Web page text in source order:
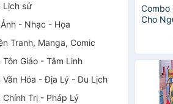
Lịch sử
- Nhạc - Họa
Tranh, Manga, Comic
Tôn Giáo - Tâm Linh
Văn Hóa - Địa Lý - Du Lịch
Chính Trị - Pháp Lý
Combo
Cho